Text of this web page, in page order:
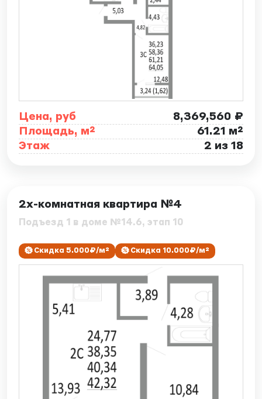
Цена, руб
8,369,560 ₽
Площадь, м²
61.21 м²
Этаж
2 из 18
2х-комнатная квартира №4
Подъезд 1 в доме №14.6, этап 10
Скидка 5.000₽/м² Скидка 10.000₽/м²